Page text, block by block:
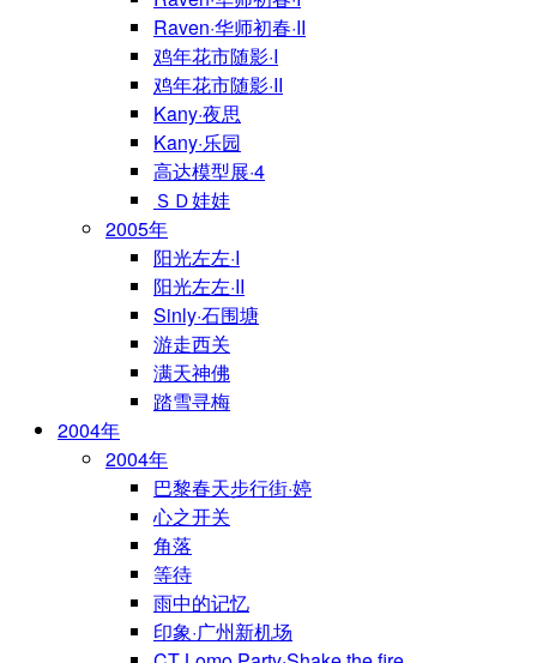
Raven·华师初春·II
鸡年花市随影·I
鸡年花市随影·II
Kany·夜思
Kany·乐园
高达模型展·4
ＳＤ娃娃
2005年
阳光左左·I
阳光左左·II
Sinly·石围塘
游走西关
满天神佛
踏雪寻梅
2004年
2004年
巴黎春天步行街·婷
心之开关
角落
等待
雨中的记忆
印象·广州新机场